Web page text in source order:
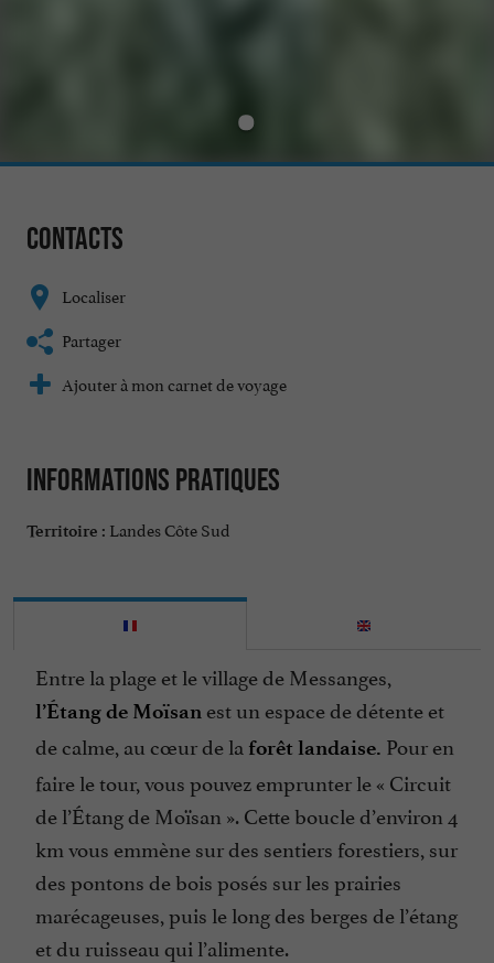
Contacts
Localiser
Partager
Ajouter à mon carnet de voyage
Informations pratiques
Territoire : Landes Côte Sud
Entre la plage et le village de Messanges,
l’Étang de Moïsan est un espace de détente et
de calme, au cœur de la forêt landaise. Pour en
faire le tour, vous pouvez emprunter le « Circuit
de l’Étang de Moïsan ». Cette boucle d’environ 4
km vous emmène sur des sentiers forestiers, sur
des pontons de bois posés sur les prairies
marécageuses, puis le long des berges de l’étang
et du ruisseau qui l’alimente.